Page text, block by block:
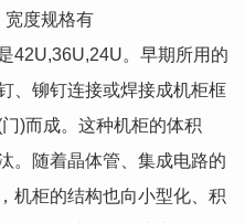
宽度规格有
42U,36U,24U。早期所用的
、铆钉连接或焊接成机柜框
)而成。这种机柜的体积
。随着晶体管、集成电路的
机柜的结构也向小型化、积